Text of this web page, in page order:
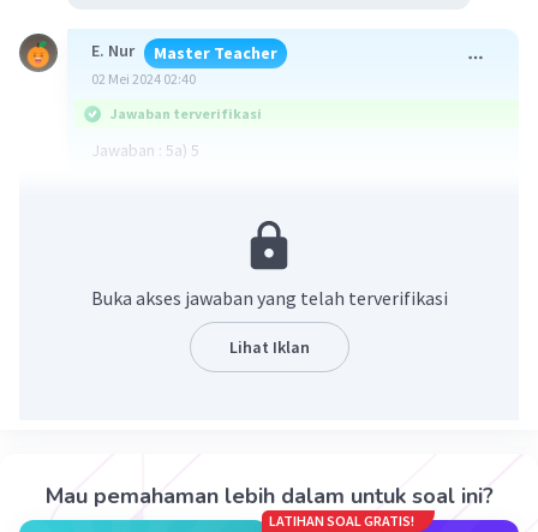
E. Nur Master Teacher
02 Mei 2024 02:40
Jawaban terverifikasi
Jawaban : 5a) 5
Untuk poin lainnya silahkan buat postingan baru yaa
Beri Rating·0.0 (0) Balas
Buka akses jawaban yang telah terverifikasi
Lihat Iklan
Mau pemahaman lebih dalam untuk soal ini?
LATIHAN SOAL GRATIS!